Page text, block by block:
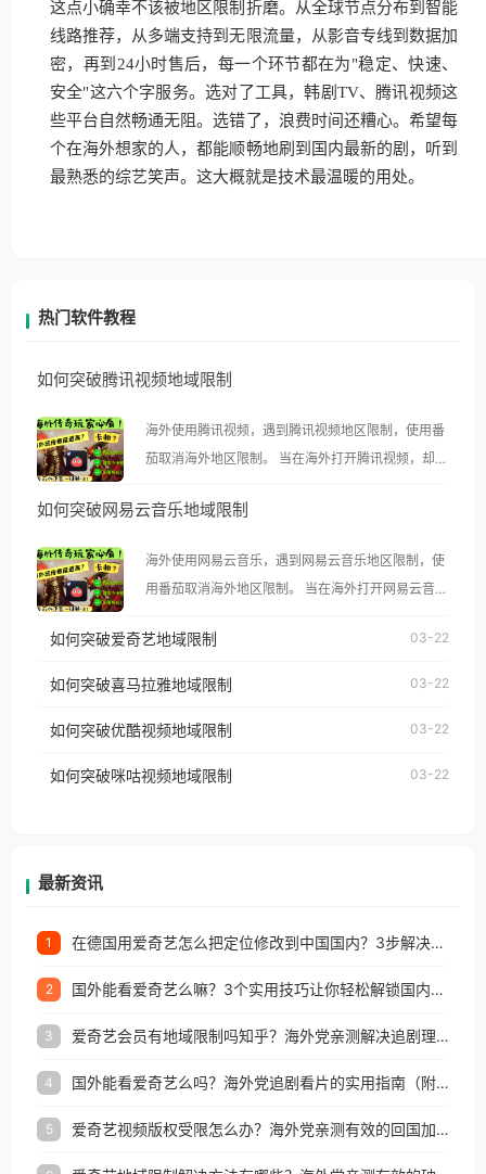
这点小确幸不该被地区限制折磨。从全球节点分布到智能
线路推荐，从多端支持到无限流量，从影音专线到数据加
密，再到24小时售后，每一个环节都在为"稳定、快速、
安全"这六个字服务。选对了工具，韩剧TV、腾讯视频这
些平台自然畅通无阻。选错了，浪费时间还糟心。希望每
个在海外想家的人，都能顺畅地刷到国内最新的剧，听到
最熟悉的综艺笑声。这大概就是技术最温暖的用处。
热门软件教程
如何突破腾讯视频地域限制
海外使用腾讯视频，遇到腾讯视频地区限制，使用番
茄取消海外地区限制。 当在海外打开腾讯视频，却突
示语。 海外用户如香港、澳门、台湾、美国、加拿
像其他音乐平台一样，出现地区及版权限制问题，且
仅能在中国大陆地区播放。 遇到这个问题的朋友们，
台湾、美国、加拿大、澳大利亚、欧洲等国家和地区
权限制所困扰。
如何突破网易云音乐地域限制
海外使用网易云音乐，遇到网易云音乐地区限制，使
用番茄取消海外地区限制。 当在海外打开网易云音
播放”的提示语。 海外用户如香港、澳门、台湾、美
制问题，且仅能在中国大陆地区播放。 遇到这个问题
户收听网易云音乐地区版权限制」的问题，无论人在
如何突破爱奇艺地域限制 03-22
如何突破喜马拉雅地域限制 03-22
如何突破优酷视频地域限制 03-22
如何突破咪咕视频地域限制 03-22
最新资讯
1 在德国用爱奇艺怎么把定位修改到中国国内？3步解决+2个实用场景分享
2 国外能看爱奇艺么嘛？3个实用技巧让你轻松解锁国内影视（附越南华数TV定位修改+网易云海外收费解析）
3 爱奇艺会员有地域限制吗知乎？海外党亲测解决追剧理财双难题的加速器攻略
4 国外能看爱奇艺么吗？海外党追剧看片的实用指南（附避坑技巧）
5 爱奇艺视频版权受限怎么办？海外党亲测有效的回国加速器选择指南